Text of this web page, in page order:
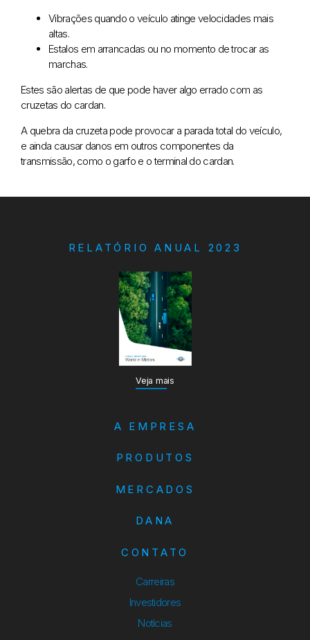
Vibrações quando o veículo atinge velocidades mais
altas.
Estalos em arrancadas ou no momento de trocar as
marchas.
Estes são alertas de que pode haver algo errado com as
cruzetas do cardan.
A quebra da cruzeta pode provocar a parada total do veículo,
e ainda causar danos em outros componentes da
transmissão, como o garfo e o terminal do cardan.
RELATÓRIO ANUAL 2023
Veja mais
A EMPRESA
PRODUTOS
MERCADOS
DANA
CONTATO
Carreiras
Investidores
Notícias